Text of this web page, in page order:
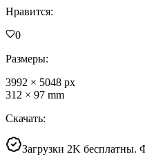
Нравится:
0
Размеры:
3992 × 5048 px
312 × 97 mm
Скачать:
Загрузки 2K бесплатны.